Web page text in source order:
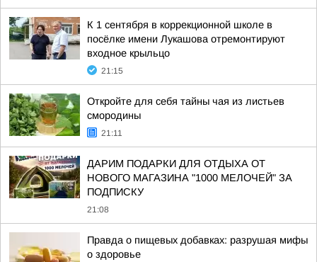
К 1 сентября в коррекционной школе в
посёлке имени Лукашова отремонтируют
входное крыльцо
21:15
Откройте для себя тайны чая из листьев
смородины
21:11
ДАРИМ ПОДАРКИ ДЛЯ ОТДЫХА ОТ
НОВОГО МАГАЗИНА "1000 МЕЛОЧЕЙ" ЗА
ПОДПИСКУ
21:08
Правда о пищевых добавках: разрушая мифы
о здоровье